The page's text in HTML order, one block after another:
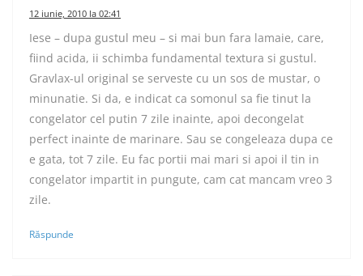
12 iunie, 2010 la 02:41
Iese – dupa gustul meu – si mai bun fara lamaie, care,
fiind acida, ii schimba fundamental textura si gustul.
Gravlax-ul original se serveste cu un sos de mustar, o
minunatie. Si da, e indicat ca somonul sa fie tinut la
congelator cel putin 7 zile inainte, apoi decongelat
perfect inainte de marinare. Sau se congeleaza dupa ce
e gata, tot 7 zile. Eu fac portii mai mari si apoi il tin in
congelator impartit in pungute, cam cat mancam vreo 3
zile.
Răspunde